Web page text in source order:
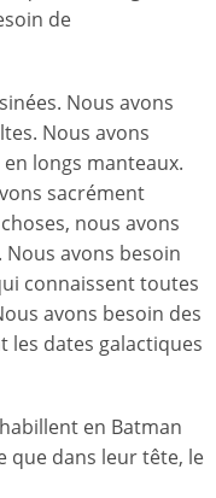
de
Nous avons
Nous avons
longs manteaux.
sacrément
nous avons
avons besoin
connaissent toutes
avons besoin des
les dates galactiques
en Batman
que dans leur tête, le